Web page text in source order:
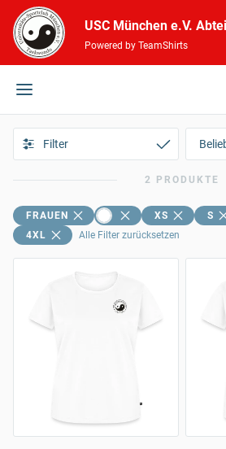
USC München e.V.
Powered by TeamShirts
Filter
2 PRODUKTE
FRAUEN XS S
4XL
Alle Filter zurücksetzen